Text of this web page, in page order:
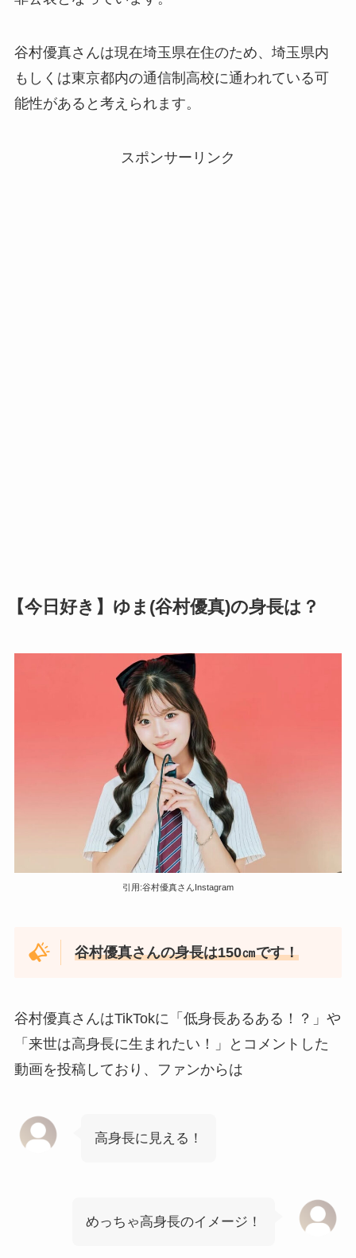
谷村優真さんは現在埼玉県在住のため、埼玉県内
もしくは東京都内の通信制高校に通われている可
能性があると考えられます。
スポンサーリンク
【今日好き】ゆま(谷村優真)の身長は？
引用:谷村優真さんInstagram
谷村優真さんの身長は150㎝です！
谷村優真さんはTikTokに「低身長あるある！？」や
「来世は高身長に生まれたい！」とコメントした
動画を投稿しており、ファンからは
高身長に見える！
めっちゃ高身長のイメージ！